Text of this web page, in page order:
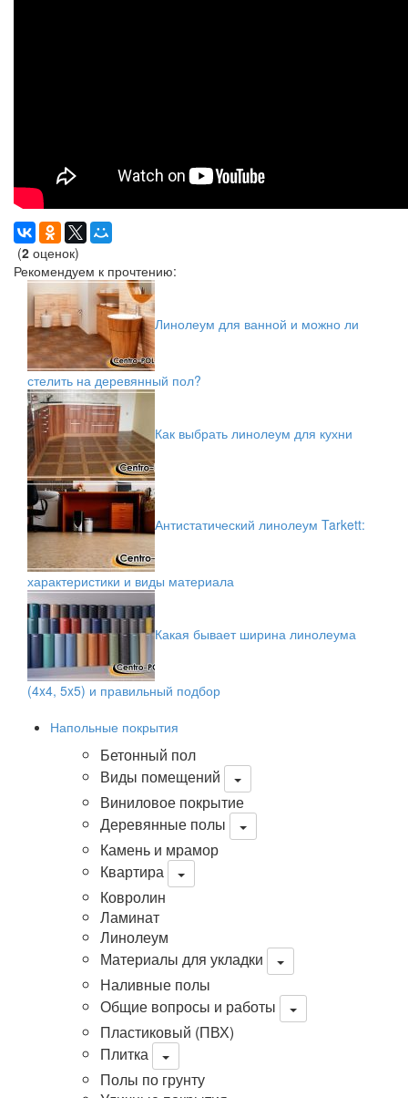
(2 оценок)
Рекомендуем к прочтению:
Линолеум для ванной и можно ли
стелить на деревянный пол?
Как выбрать линолеум для кухни
Антистатический линолеум Tarkett:
характеристики и виды материала
Какая бывает ширина линолеума
(4x4, 5x5) и правильный подбор
Напольные покрытия
Бетонный пол
Виды помещений
Виниловое покрытие
Деревянные полы
Камень и мрамор
Квартира
Ковролин
Ламинат
Линолеум
Материалы для укладки
Наливные полы
Общие вопросы и работы
Пластиковый (ПВХ)
Плитка
Полы по грунту